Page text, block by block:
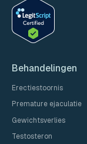
Behandelingen
Erectiestoornis
Premature ejaculatie
Gewichtsverlies
Testosteron